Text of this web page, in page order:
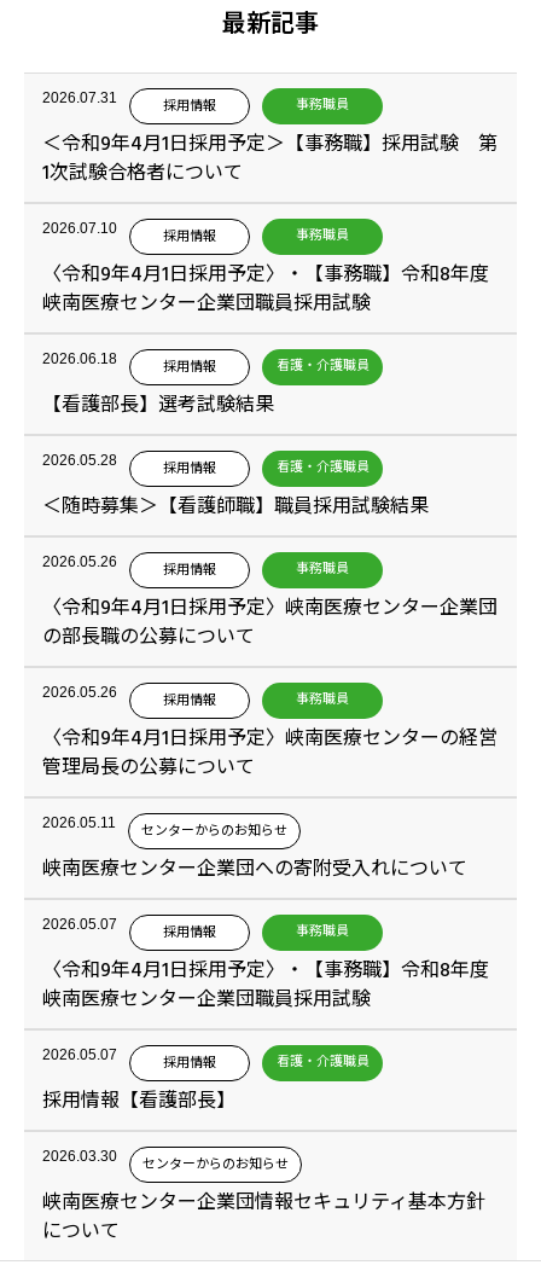
最新記事
2026.07.31 採用情報 事務職員
＜令和9年4月1日採用予定＞【事務職】採用試験 第
1次試験合格者について
2026.07.10 採用情報 事務職員
〈令和9年4月1日採用予定〉・【事務職】令和8年度
峡南医療センター企業団職員採用試験
2026.06.18 採用情報 看護・介護職員
【看護部長】選考試験結果
2026.05.28 採用情報 看護・介護職員
＜随時募集＞【看護師職】職員採用試験結果
2026.05.26 採用情報 事務職員
〈令和9年4月1日採用予定〉峡南医療センター企業団
の部長職の公募について
2026.05.26 採用情報 事務職員
〈令和9年4月1日採用予定〉峡南医療センターの経営
管理局長の公募について
2026.05.11 センターからのお知らせ
峡南医療センター企業団への寄附受入れについて
2026.05.07 採用情報 事務職員
〈令和9年4月1日採用予定〉・【事務職】令和8年度
峡南医療センター企業団職員採用試験
2026.05.07 採用情報 看護・介護職員
採用情報【看護部長】
2026.03.30 センターからのお知らせ
峡南医療センター企業団情報セキュリティ基本方針
について